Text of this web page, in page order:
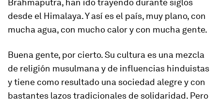
Brahmaputra, han ido trayendo durante siglos
desde el Himalaya. Y así es el país, muy plano, con
mucha agua, con mucho calor y con mucha gente.
Buena gente, por cierto. Su cultura es una mezcla
de religión musulmana y de influencias hinduistas
y tiene como resultado una sociedad alegre y con
bastantes lazos tradicionales de solidaridad. Pero